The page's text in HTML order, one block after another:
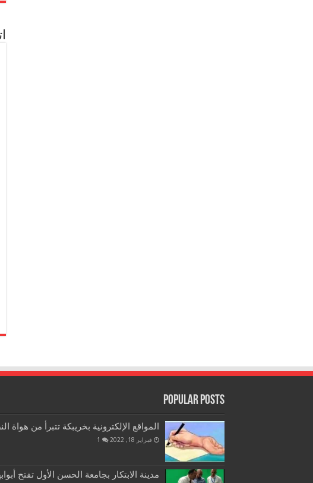
Popular Posts
المواقع الإلكترونية بخريبكة تتبرأ من هواة
فبراير 18, 2022 1
مدينة الابتكار بجامعة الحسن الأول تفتح